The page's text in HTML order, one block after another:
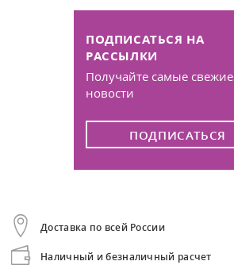
ПОДПИСАТЬСЯ НА
РАССЫЛКИ
Получайте самые свежие
новости
ПОДПИСАТЬСЯ
Доставка по всей России
Наличный и безналичный расчет